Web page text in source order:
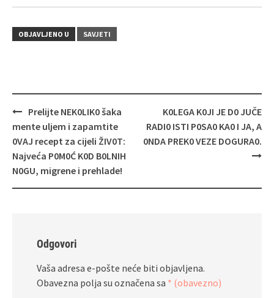
OBJAVLJENO U SAVJETI
Navigacija
objava
Prelijte NEK0LIK0 šaka
mente uljem i zapamtite
0VAJ recept za cijeli ŽIV0T:
Najveća P0M0Ć K0D B0LNIH
N0GU, migrene i prehlade!
K0LEGA K0JI JE D0 JUČE
RADI0 ISTI P0SA0 KA0 I JA, A
0NDA PREK0 VEZE DOGURA0.
Odgovori
Vaša adresa e-pošte neće biti objavljena.
Obavezna polja su označena sa * (obavezno)